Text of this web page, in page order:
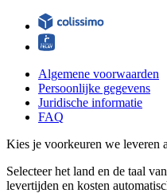
Algemene voorwaarden
Persoonlijke gegevens
Juridische informatie
FAQ
Kies je voorkeuren we leveren
Selecteer het land en de taal
levertijden en kosten